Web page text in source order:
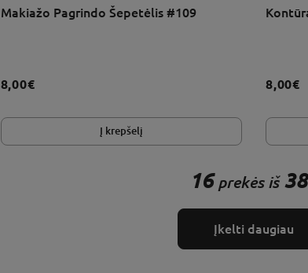
Makiažo Pagrindo Šepetėlis #109
8,00€
Į krepšelį
8,00€
16 prekės iš
Įkelti daugiau